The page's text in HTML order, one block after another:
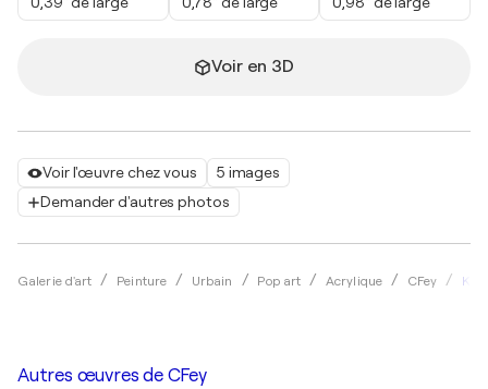
Voir l'œuvre chez vous
5 images
Demander d'autres photos
Galerie d'art Peinture Urbain Pop art Acrylique CFey
Voir en 3D
Autres œuvres de CFey